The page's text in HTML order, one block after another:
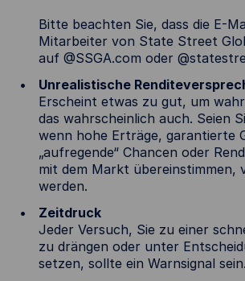
Bitte beachten Sie, dass die E-
Mitarbeiter von State Street
auf @SSGA.com oder
Unrealistische
Erscheint etwas zu gut, um
das wahrscheinlich auch. Seien
wenn hohe Erträge, garantierte
„aufregende“ Chancen oder
mit dem Markt übereinstimmen,
werden.
Zeitdruck
Jeder Versuch, Sie zu einer
zu drängen oder unter
setzen, sollte ein Warnsignal sein.